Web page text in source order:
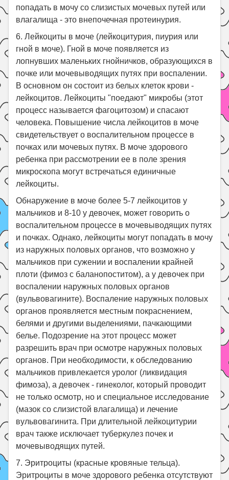
попадать в мочу со слизистых мочевых путей или
влагалища - это внепочечная протеинурия.
6. Лейкоциты в моче (лейкоцитурия, пиурия или
гной в моче). Гной в моче появляется из
лопнувших маленьких гнойничков, образующихся в
почке или мочевыводящих путях при воспалении.
В основном он состоит из белых клеток крови -
лейкоцитов. Лейкоциты "поедают" микробы (этот
процесс называется фагоцитозом) и спасают
человека. Повышение числа лейкоцитов в моче
свидетельствует о воспалительном процессе в
почках или мочевых путях. В моче здорового
ребенка при рассмотрении ее в поле зрения
микроскопа могут встречаться единичные
лейкоциты.
Обнаружение в моче более 5-7 лейкоцитов у
мальчиков и 8-10 у девочек, может говорить о
воспалительном процессе в мочевыводящих путях
и почках. Однако, лейкоциты могут попадать в мочу
из наружных половых органов, что возможно у
мальчиков при сужении и воспалении крайней
плоти (фимоз с баланопоститом), а у девочек при
воспалении наружных половых органов
(вульвовагините). Воспаление наружных половых
органов проявляется местным покраснением,
белями и другими выделениями, пачкающими
белье. Подозрение на этот процесс может
разрешить врач при осмотре наружных половых
органов. При необходимости, к обследованию
мальчиков привлекается уролог (ликвидация
фимоза), а девочек - гинеколог, который проводит
не только осмотр, но и специальное исследование
(мазок со слизистой влагалища) и лечение
вульвовагинита. При длительной лейкоцитурии
врач также исключает туберкулез почек и
мочевыводящих путей.
7. Эритроциты (красные кровяные тельца).
Эритроциты в моче здорового ребенка отсутствуют